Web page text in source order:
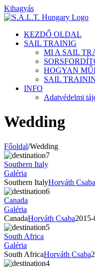
Kihagyás
KEZDŐ OLDAL
SAIL TRAINIG
MI A SAIL
HOGYAN
SAIL
INFO
Adatvédelmi
Wedding
Főoldal/Wedding
Southern Italy
Galéria
Southern ItalyHorváth Csaba
Canada
Galéria
CanadaHorváth Csaba
South Africa
Galéria
South AfricaHorváth Csaba